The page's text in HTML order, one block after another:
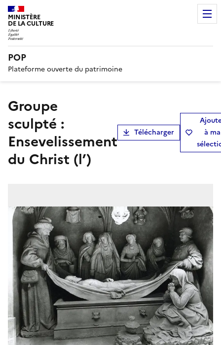
MINISTÈRE
DE LA CULTURE
POP
Plateforme ouverte du patrimoine
groupe
sculpté :
Ensevelissement
du Christ (l’)
Télécharger
à ma